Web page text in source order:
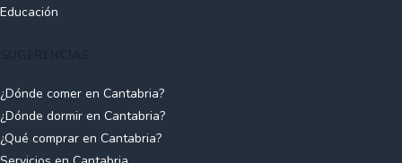
Educación
¿Dónde comer en Cantabria?
¿Dónde dormir en Cantabria?
¿Qué comprar en Cantabria?